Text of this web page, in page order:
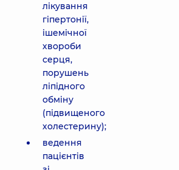
лікування
гіпертонії,
ішемічної
хвороби
серця,
порушень
ліпідного
обміну
(підвищеного
холестерину);
ведення
пацієнтів